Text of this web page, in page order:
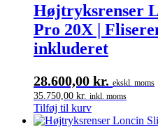
Højtryksrenser
Pro 20X |
inkluderet
28.600,00 kr. ekskl. moms
35.750,00 kr. inkl. moms
Tilføj til kurv